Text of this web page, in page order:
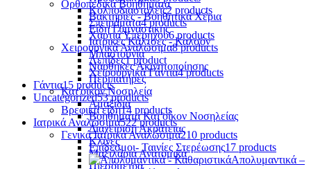
Ορθοπεδικά Βοηθήματα
Βακτηρίες - Βοηθητικά Χέρια
Είδη Γυμναστικής
Ιατρικές Κάλτσες - Καλσόν
Μπαστούνια
Νάρθηκες Ακινητοποίησης
Περιπατήρες
Κατ'οίκον Νοσηλεία
Αμαξίδια
Βοηθήματα Κατ'οίκον Νοσηλείας
Διαχείριση Ακράτειας
Κλίνες
Μαξιλάρια Ανατομικά
Πιεσόμετρα
Κολποδιαστολείς2 products
Σπειράματα4 products
Χαρτιά Υπερήχου6 products
Χειρουργικά Αναλώσιμα8 products
Λεπίδες1 product
Χειρουργικά Γάντια4 products
Γάντια15 products
Uncategorized53 products
Βρεφικά είδη14 products
Ιατρικά Αναλώσιμα522 products
Γενικά Ιατρικά Αναλώσιμα210 products
Επίδεσμοι- Ταινίες Στερέωσης17 products
Απολυμαντικά –